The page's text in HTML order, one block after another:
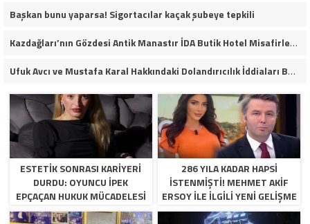
Başkan bunu yaparsa! Sigortacılar kaçak şubeye tepkili
Kazdağları’nın Gözdesi Antik Manastır İDA Butik Hotel Misafirlerinden Tam Not Alıyor
Ufuk Avcı ve Mustafa Karal Hakkındaki Dolandırıcılık İddiaları Büyüyor
ESTETIK SONRASI KARIYERI
DURDU: OYUNCU İPEK
EPÇAÇAN HUKUK MÜCADELESI
VERIYOR
286 YILA KADAR HAPSI
ISTENMIŞTI! MEHMET AKIF
ERSOY ILE ILGILI YENI GELIŞME